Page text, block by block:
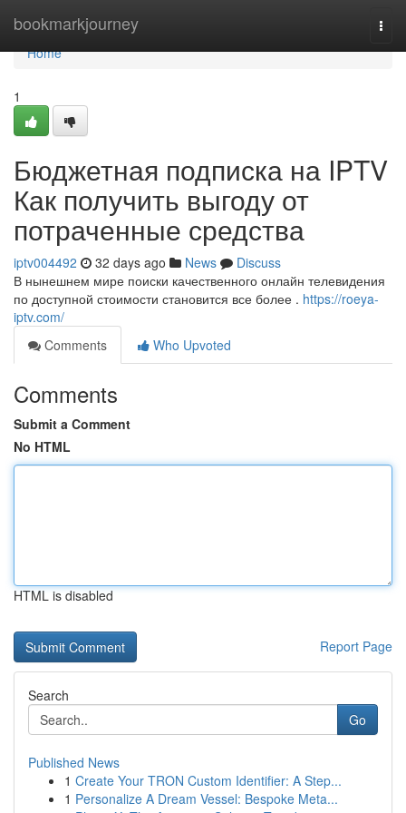
bookmarkjourney
Home
Home
1
Бюджетная подписка на IPTV
Как получить выгоду от
потраченные средства
iptv004492 32 days ago News
Discuss
В нынешнем мире поиски качественного онлайн телевидения
по доступной стоимости становится все более . https://roeya-
iptv.com/
Comments
Who Upvoted
Comments
Submit a Comment
No HTML
HTML is disabled
Report Page
Search
Go
Published News
1 Create Your TRON Custom Identifier: A Step...
1 Personalize A Dream Vessel: Bespoke Meta...